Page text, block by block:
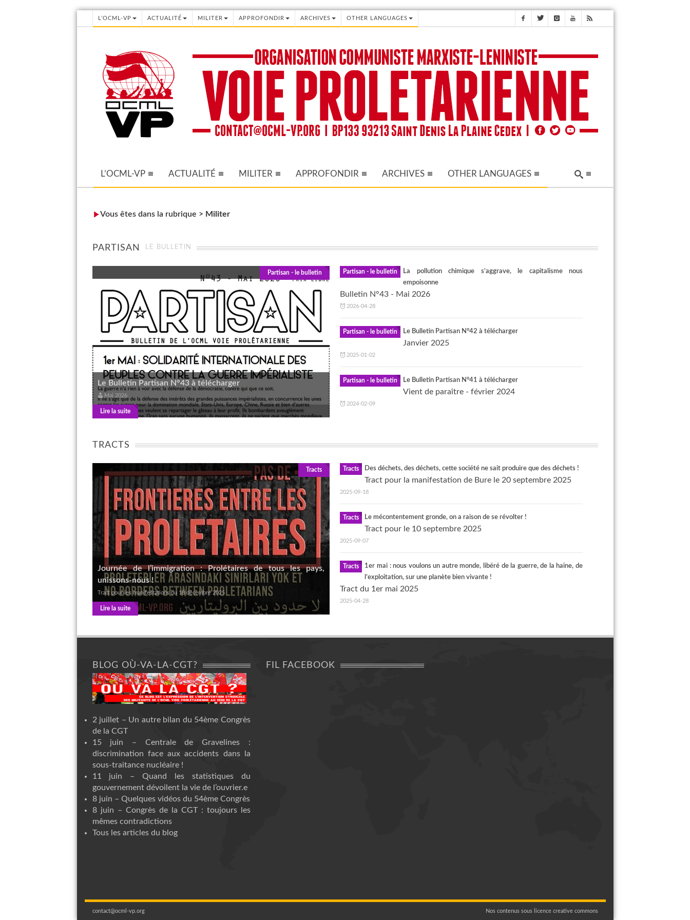
L’OCML-VP ACTUALITÉ MILITER APPROFONDIR ARCHIVES OTHER LANGUAGES
L’OCML-VP ACTUALITÉ MILITER APPROFONDIR ARCHIVES OTHER LANGUAGES
Vous êtes dans la rubrique > Militer
PARTISAN LE BULLETIN
Partisan - le bulletin
Le Bulletin Partisan N°43 à télécharger
Mai 2026
Lire la suite
Partisan - le bulletin
La pollution chimique s’aggrave, le capitalisme nous
empoisonne
Bulletin N°43 - Mai 2026
2026-04-28
Partisan - le bulletin Le Bulletin Partisan N°42 à télécharger
Janvier 2025
2025-01-02
Partisan - le bulletin Le Bulletin Partisan N°41 à télécharger
Vient de paraître - février 2024
2024-02-09
TRACTS
Tracts
Journée de l’immigration : Prolétaires de tous les pays,
unissons-nous !
Tract pour les manifestations du 18 décembre 2025
Lire la suite
Tracts Des déchets, des déchets, cette société ne sait produire que des déchets !
Tract pour la manifestation de Bure le 20 septembre 2025
2025-09-18
Tracts Le mécontentement gronde, on a raison de se révolter !
Tract pour le 10 septembre 2025
2025-09-07
Tracts
1er mai : nous voulons un autre monde, libéré de la guerre, de la haine, de
l’exploitation, sur une planète bien vivante !
Tract du 1er mai 2025
2025-04-28
BLOG OÙ-VA-LA-CGT?
2 juillet – Un autre bilan du 54ème Congrès
de la CGT
15 juin – Centrale de Gravelines :
discrimination face aux accidents dans la
sous-traitance nucléaire !
11 juin – Quand les statistiques du
gouvernement dévoilent la vie de l’ouvrier.e
8 juin – Quelques vidéos du 54ème Congrès
8 juin – Congrès de la CGT : toujours les
mêmes contradictions
Tous les articles du blog
FIL FACEBOOK
contact@ocml-vp.org Nos contenus sous licence creative commons